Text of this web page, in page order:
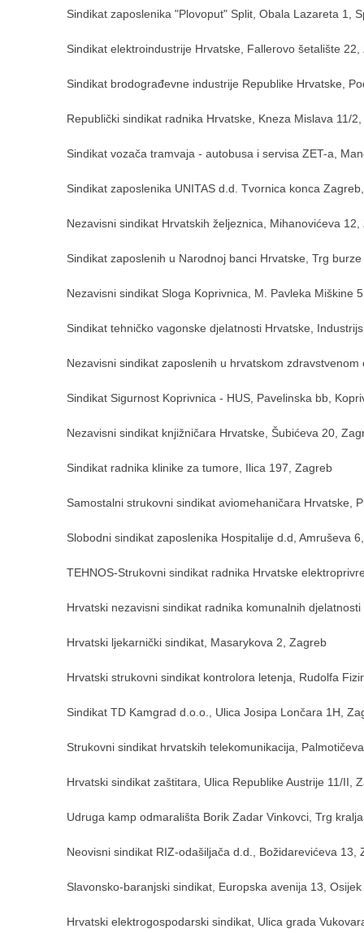
Sindikat zaposlenika "Plovoput" Split, Obala Lazareta 1,
Sindikat elektroindustrije Hrvatske, Fallerovo šetalište 22,
Sindikat brodograđevne industrije Republike Hrvatske,
Republički sindikat radnika Hrvatske, Kneza Mislava 11/
Sindikat vozača tramvaja - autobusa i servisa ZET-a,
Sindikat zaposlenika UNITAS d.d. Tvornica konca
Nezavisni sindikat Hrvatskih željeznica, Mihanovićeva 12,
Sindikat zaposlenih u Narodnoj banci Hrvatske, Trg
Nezavisni sindikat Sloga Koprivnica, M. Pavleka Miškine
Sindikat tehničko vagonske djelatnosti Hrvatske,
Nezavisni sindikat zaposlenih u hrvatskom
Sindikat Sigurnost Koprivnica - HUS, Pavelinska bb,
Nezavisni sindikat knjižničara Hrvatske, Šubićeva 20,
Sindikat radnika klinike za tumore, Ilica 197, Zagreb
Samostalni strukovni sindikat aviomehaničara Hrvatske,
Slobodni sindikat zaposlenika Hospitalije d.d, Amruševa
TEHNOS-Strukovni sindikat radnika Hrvatske
Hrvatski nezavisni sindikat radnika komunalnih
Hrvatski ljekarnički sindikat, Masarykova 2, Zagreb
Hrvatski strukovni sindikat kontrolora letenja, Rudolfa
Sindikat TD Kamgrad d.o.o., Ulica Josipa Lončara 1H,
Strukovni sindikat hrvatskih telekomunikacija,
Hrvatski sindikat zaštitara, Ulica Republike Austrije 11/II,
Udruga kamp odmarališta Borik Zadar Vinkovci, Trg
Neovisni sindikat RIZ-odašiljača d.d., Božidarevićeva 13,
Slavonsko-baranjski sindikat, Europska avenija 13, Osijek
Hrvatski elektrogospodarski sindikat, Ulica grada